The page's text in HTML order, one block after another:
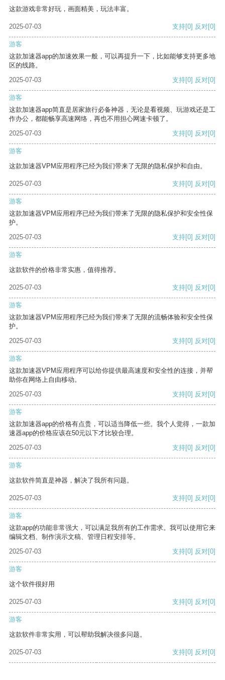
这款游戏非常好玩，画面精美，玩法丰富。
2025-07-03 支持[0] 反对[0]
游客
这款加速器app的加速效果一般，可以再提升一下，比如能够支持更多地
区的线路。
2025-07-03
支持[0] 反对[0]
游客
这款加速器app简直是居家旅行必备神器，无论是看视频、玩游戏还是工
作办公，都能畅享高速网络，再也不用担心网速卡顿了。
2025-07-03
支持[0] 反对[0]
游客
这款加速器VPM应用程序已经为我们带来了无限的隐私保护和自由。
2025-07-03 支持[0] 反对[0]
游客
这款加速器VPM应用程序已经为我们带来了无限的隐私保护和安全性保
护。
2025-07-03
支持[0] 反对[0]
游客
这款软件的价格非常实惠，值得推荐。
2025-07-03 支持[0] 反对[0]
游客
这款加速器VPM应用程序已经为我们带来了无限的流畅体验和安全性保
护。
2025-07-03
支持[0] 反对[0]
游客
这款加速器VPM应用程序可以给你提供最高速度和安全性的连接，并帮
助你在网络上自由移动。
2025-07-03
支持[0] 反对[0]
游客
这款加速器app的价格有点贵，可以适当降低一些。我个人觉得，一款加
速器app的价格应该在50元以下才比较合理。
2025-07-03
支持[0] 反对[0]
游客
这款软件简直是神器，解决了我所有问题。
2025-07-03 支持[0] 反对[0]
游客
这款app的功能非常强大，可以满足我所有的工作需求。我可以使用它来
编辑文档、制作演示文稿、管理日程安排等。
2025-07-03
支持[0] 反对[0]
游客
这个软件很好用
2025-07-03 支持[0] 反对[0]
游客
这款软件非常实用，可以帮助我解决很多问题。
2025-07-03 支持[0] 反对[0]